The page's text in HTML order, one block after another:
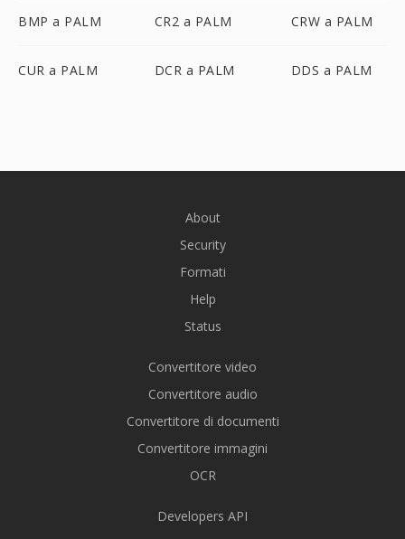
BMP a PALM CR2 a PALM CRW a PALM
CUR a PALM DCR a PALM DDS a PALM
About
Security
Formati
Help
Status
Convertitore video
Convertitore audio
Convertitore di documenti
Convertitore immagini
OCR
Developers API